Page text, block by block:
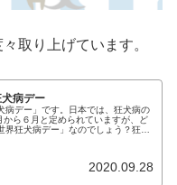
取り上げています。
病デー
病デー」です。日本では、狂犬病の
から６月と定められていますが、ど
界狂犬病デー」なのでしょう？狂犬
2020.09.28